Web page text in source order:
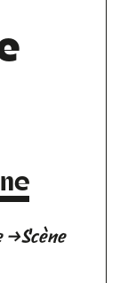
→Scène